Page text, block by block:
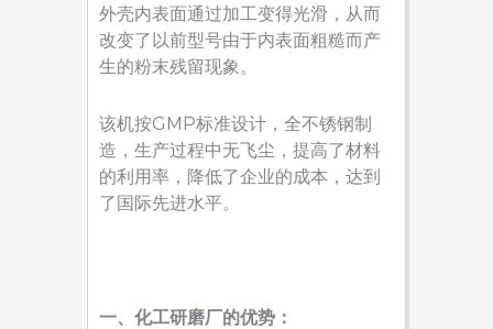
外壳内表面通过加工变得光滑，从而
改变了以前型号由于内表面粗糙而产
生的粉末残留现象。
该机按GMP标准设计，全不锈钢制
造，生产过程中无飞尘，提高了材料
的利用率，降低了企业的成本，达到
了国际先进水平。
一、化工研磨厂的优势：